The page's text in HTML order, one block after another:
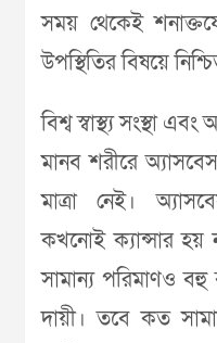
সময় থেকেই
উপস্থিতির বিষয়ে
বিশ্ব স্বাস্থ্য সংস্থা
মানব শরীরে
মাত্রা নেই।
কখনোই ক্যান্সার হয়
সামান্য পরিমাণও বহু
দায়ী। তবে কত